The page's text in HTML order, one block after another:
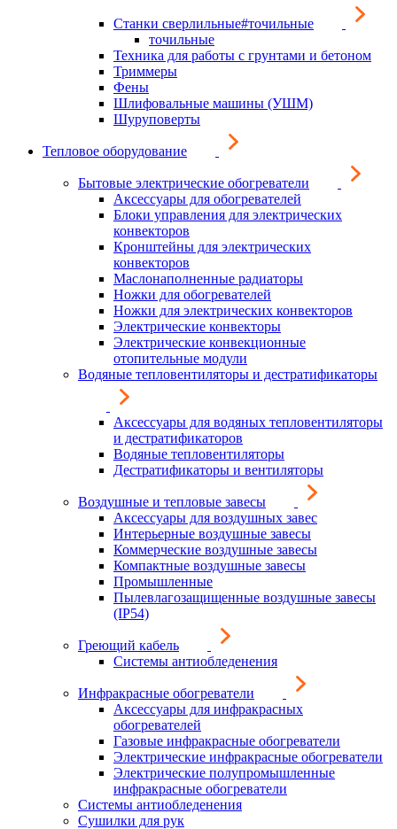
Станки сверлильные#точильные
точильные
Техника для работы с грунтами и бетоном
Триммеры
Фены
Шлифовальные машины (УШМ)
Шуруповерты
Тепловое оборудование
Бытовые электрические обогреватели
Аксессуары для обогревателей
Блоки управления для электрических
конвекторов
Кронштейны для электрических
конвекторов
Маслонаполненные радиаторы
Ножки для обогревателей
Ножки для электрических конвекторов
Электрические конвекторы
Электрические конвекционные
отопительные модули
Водяные тепловентиляторы и дестратификаторы
Аксессуары для водяных тепловентиляторы
и дестратификаторов
Водяные тепловентиляторы
Дестратификаторы и вентиляторы
Воздушные и тепловые завесы
Аксессуары для воздушных завес
Интерьерные воздушные завесы
Коммерческие воздушные завесы
Компактные воздушные завесы
Промышленные
Пылевлагозащищенные воздушные завесы
(IP54)
Греющий кабель
Системы антиобледенения
Инфракрасные обогреватели
Аксессуары для инфракрасных
обогревателей
Газовые инфракрасные обогреватели
Электрические инфракрасные обогреватели
Электрические полупромышленные
инфракрасные обогреватели
Системы антиобледенения
Сушилки для рук